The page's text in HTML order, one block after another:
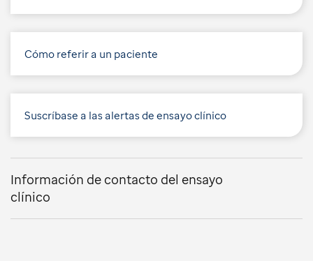
Cómo referir a un paciente
Suscríbase a las alertas de ensayo clínico
Información de contacto del ensayo
clínico